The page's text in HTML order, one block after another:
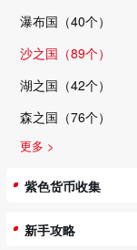
瀑布国（40个）
沙之国（89个）
湖之国（42个）
森之国（76个）
更多 >
紫色货币收集
新手攻略